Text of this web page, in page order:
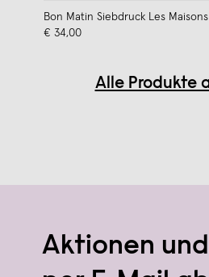
Bon Matin Siebdruck Les Maisons
€ 34,00
Alle Produkte
Aktionen